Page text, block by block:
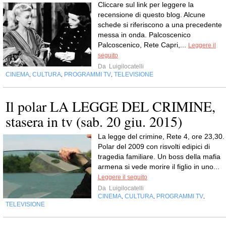
Cliccare sul link per leggere la
recensione di questo blog. Alcune
schede si riferiscono a una precedente
messa in onda. Palcoscenico
Palcoscenico, Rete Capri,...
Leggere il
seguito
Da Luigilocatelli
CINEMA CULTURA PROGRAMMI TV TELEVISIONE
Il polar LA LEGGE DEL CRIMINE,
stasera in tv (sab. 20 giu. 2015)
La legge del crimine, Rete 4, ore 23,30.
Polar del 2009 con risvolti edipici di
tragedia familiare. Un boss della mafia
armena si vede morire il figlio in uno...
Leggere il seguito
Da Luigilocatelli
CINEMA CULTURA PROGRAMMI TV
TELEVISIONE